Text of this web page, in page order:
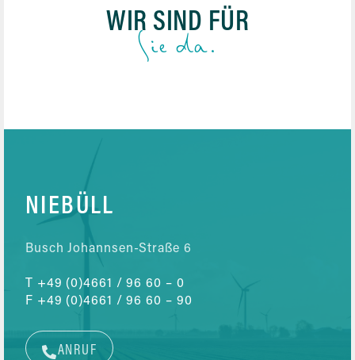
WIR SIND FÜR
Sie da.
NIEBÜLL
Busch Johannsen-Straße 6
T +49 (0)4661 / 96 60 – 0
F +49 (0)4661 / 96 60 – 90
ANRUF